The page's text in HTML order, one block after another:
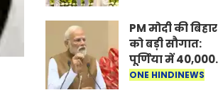
विकास का परचम
PM मोदी की बिहार
को बड़ी सौगात:
पूर्णिया में 40,000
करोड़ की विकास
ONE HINDINEWS